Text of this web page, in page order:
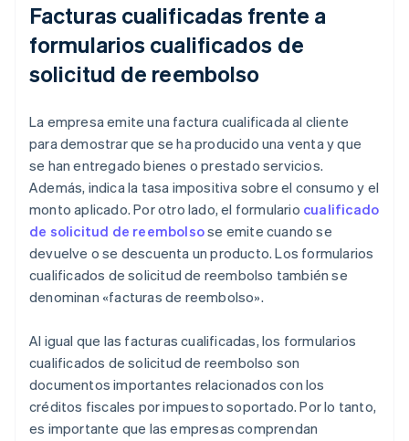
Facturas cualificadas frente a
formularios cualificados de
solicitud de reembolso
La empresa emite una factura cualificada al cliente
para demostrar que se ha producido una venta y que
se han entregado bienes o prestado servicios.
Además, indica la tasa impositiva sobre el consumo y el
monto aplicado. Por otro lado, el formulario cualificado
de solicitud de reembolsose emite cuando se
devuelve o se descuenta un producto. Los formularios
cualificados de solicitud de reembolso también se
denominan «facturas de reembolso».
Al igual que las facturas cualificadas, los formularios
cualificados de solicitud de reembolso son
documentos importantes relacionados con los
créditos fiscales por impuesto soportado. Por lo tanto,
es importante que las empresas comprendan